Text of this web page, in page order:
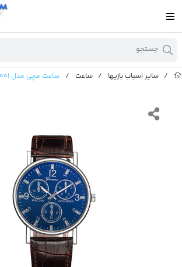
جستجو
/ سایر اسباب بازیها / ساعت / ساعت مچی مدل WW001